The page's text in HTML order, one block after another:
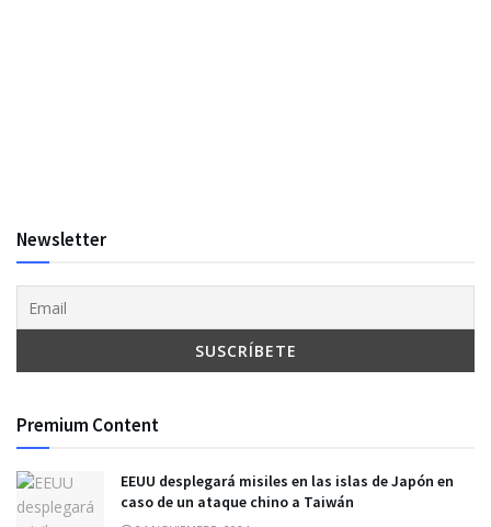
Newsletter
Premium Content
EEUU desplegará misiles en las islas de Japón en
caso de un ataque chino a Taiwán